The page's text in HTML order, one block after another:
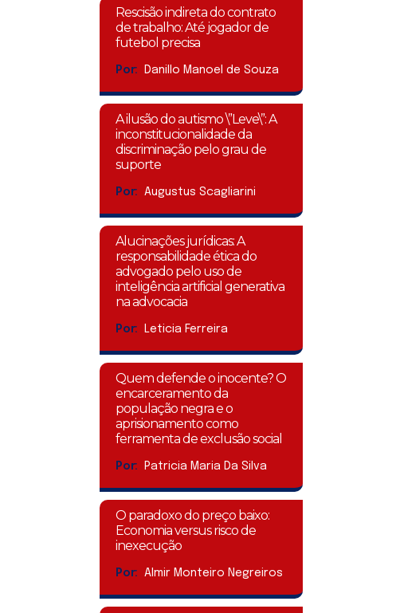
Rescisão indireta do contrato
de trabalho: Até jogador de
futebol precisa
Por: Danillo Manoel de Souza
A ilusão do autismo \”Leve\”: A
inconstitucionalidade da
discriminação pelo grau de
suporte
Por: Augustus Scagliarini
Alucinações jurídicas: A
responsabilidade ética do
advogado pelo uso de
inteligência artificial generativa
na advocacia
Por: Leticia Ferreira
Quem defende o inocente? O
encarceramento da
população negra e o
aprisionamento como
ferramenta de exclusão social
Por: Patricia Maria Da Silva
O paradoxo do preço baixo:
Economia versus risco de
inexecução
Por: Almir Monteiro Negreiros